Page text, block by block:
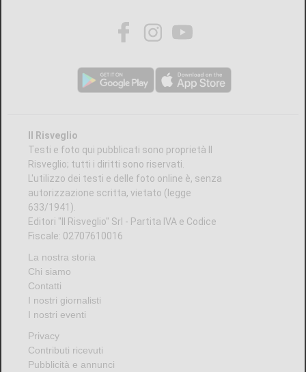
Il Risveglio
Testi e foto qui pubblicati sono proprietà Il
Risveglio; tutti i diritti sono riservati.
L'utilizzo dei testi e delle foto online è, senza
autorizzazione scritta, vietato (legge
633/1941).
Editori "Il Risveglio" Srl - Partita IVA e Codice
Fiscale: 02707610016
La nostra storia
Chi siamo
Contatti
I nostri giornalisti
I nostri eventi
Privacy
Contributi ricevuti
Pubblicità e annunci